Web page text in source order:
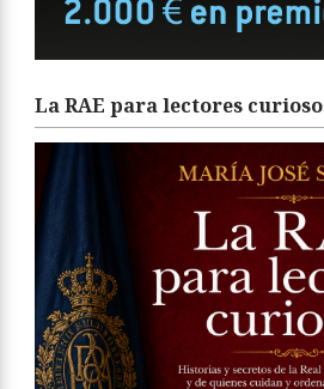
La RAE para lectores